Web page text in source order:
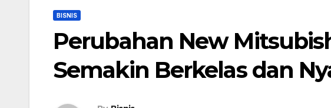
BISNIS
Perubahan New
Semakin Berkelas dan